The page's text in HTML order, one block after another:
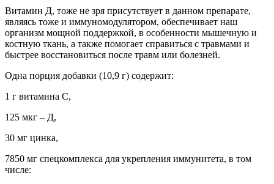
Витамин Д, тоже не зря присутствует в данном препарате,
являясь тоже и иммуномодулятором, обеспечивает наш
организм мощной поддержкой, в особенности мышечную и
костную ткань, а также помогает справиться с травмами и
быстрее восстановиться после травм или болезней.
Одна порция добавки (10,9 г) содержит:
1 г витамина С,
125 мкг – Д,
30 мг цинка,
7850 мг спецкомплекса для укрепления иммунитета, в том
числе: